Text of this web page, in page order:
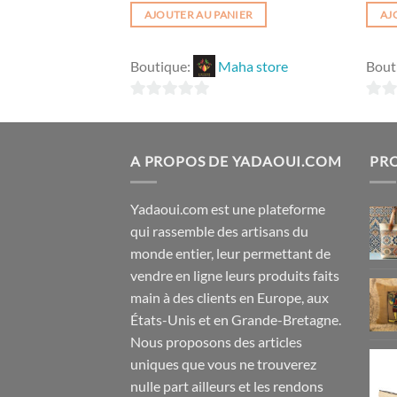
AJOUTER AU PANIER
Boutique: Maha store
5
5
$21.99.
A PROPOS DE YADAOUI.COM
Yadaoui.com est une plateforme
qui rassemble des artisans du
monde entier, leur permettant de
vendre en ligne leurs produits faits
main à des clients en Europe, aux
États-Unis et en Grande-Bretagne.
Nous proposons des articles
uniques que vous ne trouverez
nulle part ailleurs et les rendons